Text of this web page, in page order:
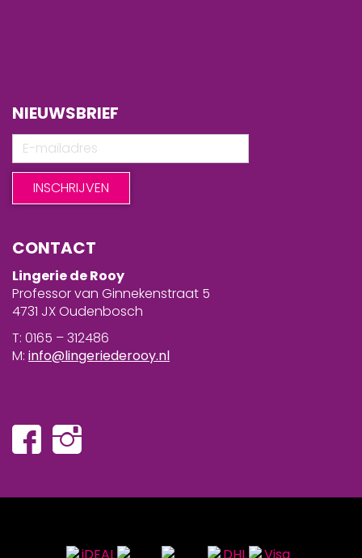
NIEUWSBRIEF
CONTACT
Lingerie de Rooy
Professor van Ginnekenstraat 5
4731 JX Oudenbosch
T: 0165 – 312486
M: info@lingeriederooy.nl